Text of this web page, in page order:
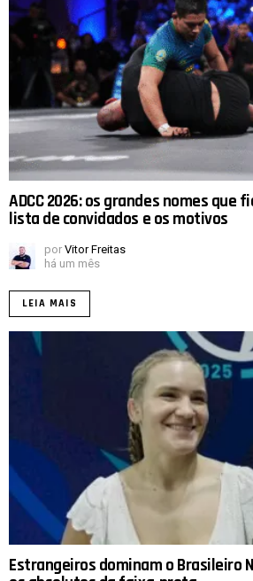
ADCC 2026: os grandes nomes que
lista de convidados e os motivos
por Vitor Freitas
há um mês
LEIA MAIS
Estrangeiros dominam o Brasileiro